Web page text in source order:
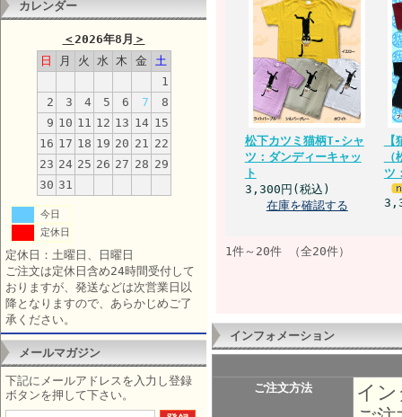
カレンダー
＜ 2026年8月 ＞
日
月 火 水 木 金
土
1
2
3 4 5 6 7
8
9 10 11 12 13 14 15
16 17 18 19 20 21
22
23 24 25 26 27 28 29
30 31
今日
定休日
定休日：土曜日、日曜日
ご注文は定休日含め24時間受付して
おりますが、発送などは次営業日以
降となりますので、あらかじめご了
承ください。
メールマガジン
下記にメールアドレスを入力し登録
ボタンを押して下さい。
松下カツミ猫柄T-シャ
ツ：ダンディーキャッ
ト
3,300円(税込)
在庫を確認する
ツ
1件～20件 （全20件）
インフォメーション
ご注文方法
イ